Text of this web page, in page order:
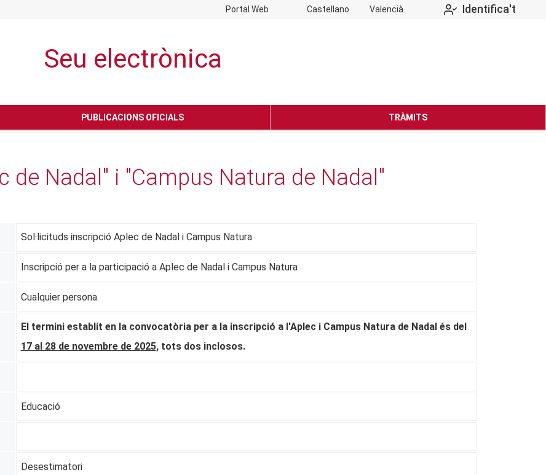
Portal Web Castellano Valencià Identifica't
Seu electrònica
PUBLICACIONS OFICIALS TRÀMITS
de Nadal" i "Campus Natura de Nadal"
Sol·licituds inscripció Aplec de Nadal i Campus Natura
Inscripció per a la participació a Aplec de Nadal i Campus Natura
Cualquier persona.
El termini establit en la convocatòria per a la inscripció a l'Aplec i Campus Natura de Nadal és del
17 al 28 de novembre de 2025, tots dos inclosos.
Educació
Desestimatori